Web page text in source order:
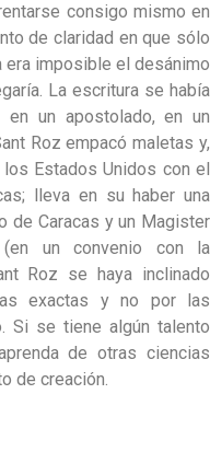
consigo mismo en
de claridad en que sólo
era imposible el desánimo
La escritura se había
en un apostolado, en un
Roz empacó maletas y,
Estados Unidos con el
lleva en su haber una
de Caracas y un Magister
un convenio con la
Roz se haya inclinado
exactas y no por las
Si se tiene algún talento
de otras ciencias
de creación.